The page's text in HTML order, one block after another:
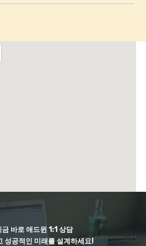
금 바로 애드윈 1:1 상담
성공적인 미래를 설계하세요!